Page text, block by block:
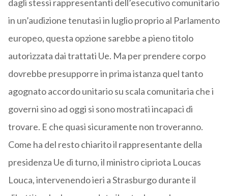
dagli stessi rappresentanti dell’esecutivo comunitario
in un’audizione tenutasi in luglio proprio al Parlamento
europeo, questa opzione sarebbe a pieno titolo
autorizzata dai trattati Ue. Ma per prendere corpo
dovrebbe presupporre in prima istanza quel tanto
agognato accordo unitario su scala comunitaria che i
governi sino ad oggi si sono mostrati incapaci di
trovare. E che quasi sicuramente non troveranno.
Come ha del resto chiarito il rappresentante della
presidenza Ue di turno, il ministro cipriota Loucas
Louca, intervenendo ieri a Strasburgo durante il